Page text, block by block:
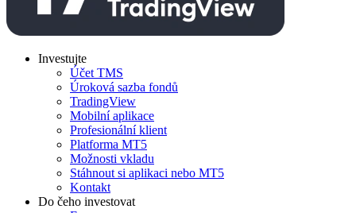
Investujte
Účet TMS
Úroková sazba fondů
TradingView
Mobilní aplikace
Profesionální klient
Platforma MT5
Možnosti vkladu
Stáhnout si aplikaci nebo MT5
Kontakt
Do čeho investovat